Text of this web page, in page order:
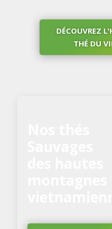
DÉCOUVREZ
THÉ DU